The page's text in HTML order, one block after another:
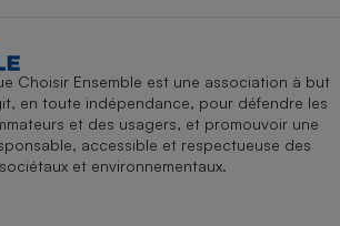
Choisir Ensemble est une association à but
en toute indépendance, pour défendre les
et des usagers, et promouvoir une
accessible et respectueuse des
et environnementaux.